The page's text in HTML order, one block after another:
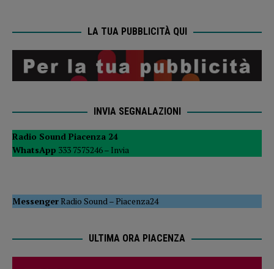
LA TUA PUBBLICITÀ QUI
INVIA SEGNALAZIONI
Radio Sound Piacenza 24
WhatsApp 333 7575246 – Invia
MessengerRadio Sound –Piacenza24
ULTIMA ORA PIACENZA